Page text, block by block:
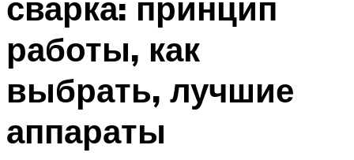
работы, как
выбрать, лучшие
аппараты